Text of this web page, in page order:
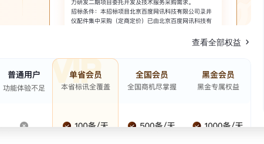
查看全部权益